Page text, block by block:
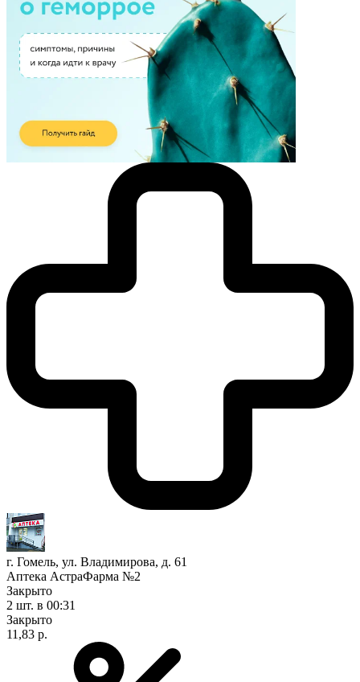
г. Гомель, ул. Владимирова, д. 61
Аптека АстраФарма №2
Закрыто
2 шт. в 00:31
Закрыто
11,83 р.